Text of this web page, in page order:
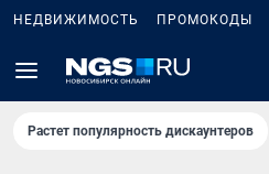
НЕДВИЖИМОСТЬ ПРОМОКОДЫ
Растет популярность дискаунтеров